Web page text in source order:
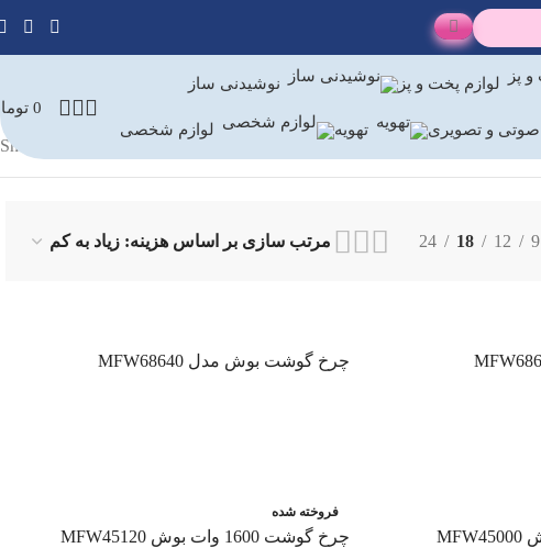
لوازم پخت و پز نوشیدنی ساز
صوتی و تصویری تهویه لوازم شخصی
0
Showing all 8 results
9
12
18
24
چرخ گوشت بوش مدل MFW68640
فروخته شده
چرخ گوشت 1600 وات بوش MFW45120